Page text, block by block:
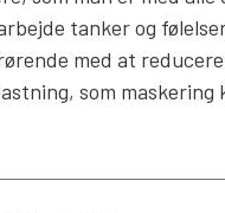
tanker og
med at
som maskering